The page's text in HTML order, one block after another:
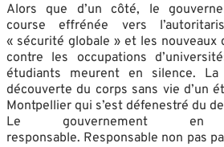
Alors que d’un côté, le
course effrénée vers
« sécurité globale » et les
contre les occupations
étudiants meurent en silence.
découverte du corps sans vie d’un
Montpellier qui s’est défenestré du
Le gouvernement
responsable. Responsable non pas